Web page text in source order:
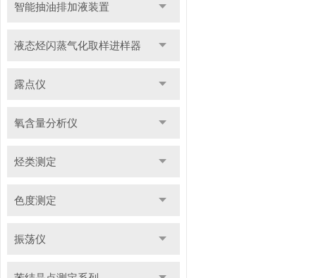
智能抽油排加液装置
液态烃闪蒸气化取样进样器
露点仪
氧含量分析仪
烃类测定
色度测定
振荡仪